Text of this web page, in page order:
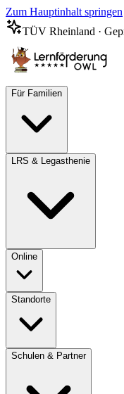
Zum Hauptinhalt springen
TÜV Rheinland ·
Für Familien
LRS & Legasthenie
Online
Standorte
Schulen & Partner